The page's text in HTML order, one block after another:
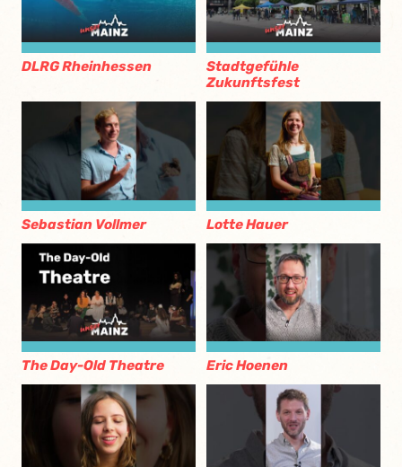
DLRG Rheinhessen
Stadtgefühle
Zukunftsfest
Sebastian Vollmer Lotte Hauer
The Day-Old Theatre Eric Hoenen